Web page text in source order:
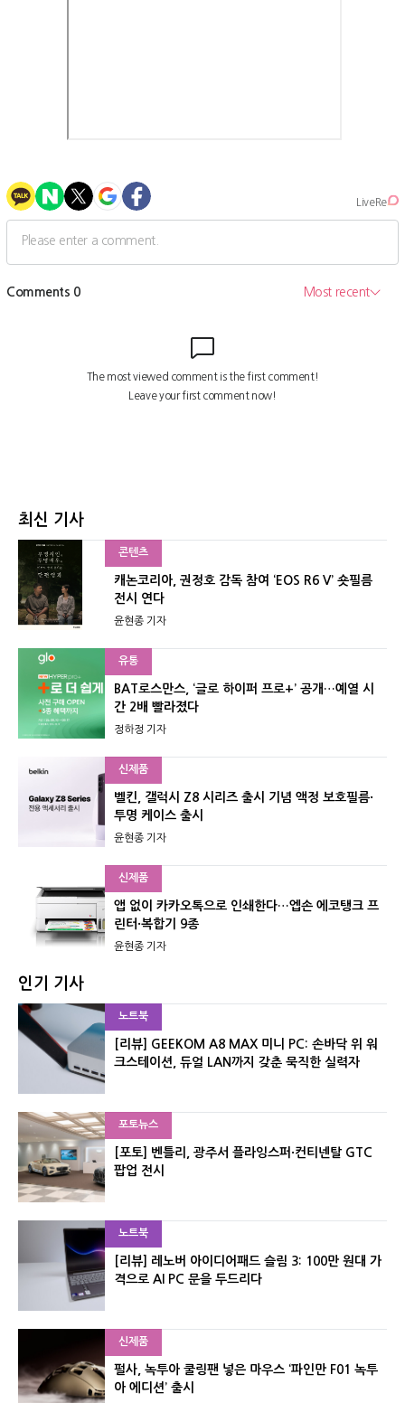
최신 기사
콘텐츠
캐논코리아, 권정호 감독 참여 ‘EOS R6 V’ 숏필름
전시 연다
윤현종 기자
유통
BAT로스만스, ‘글로 하이퍼 프로+’ 공개…예열 시
간 2배 빨라졌다
정하정 기자
신제품
벨킨, 갤럭시 Z8 시리즈 출시 기념 액정 보호필름·
투명 케이스 출시
윤현종 기자
신제품
앱 없이 카카오톡으로 인쇄한다…엡손 에코탱크 프
린터·복합기 9종
윤현종 기자
인기 기사
노트북
[리뷰] GEEKOM A8 MAX 미니 PC: 손바닥 위 워
크스테이션, 듀얼 LAN까지 갖춘 묵직한 실력자
포토뉴스
[포토] 벤틀리, 광주서 플라잉스퍼·컨티넨탈 GTC
팝업 전시
노트북
[리뷰] 레노버 아이디어패드 슬림 3: 100만 원대 가
격으로 AI PC 문을 두드리다
신제품
펄사, 녹투아 쿨링팬 넣은 마우스 ‘파인만 F01 녹투
아 에디션’ 출시